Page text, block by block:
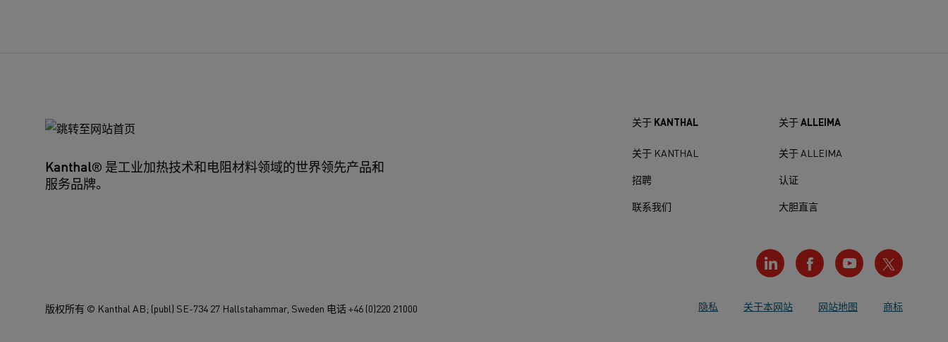
Kanthal®
Kanthal® 是工业加热技术和电阻材料领域的世界领先产品和
服务品牌。
关于 KANTHAL
关于 KANTHAL
招聘
联系我们
关于 ALLEIMA
关于 ALLEIMA
认证
大胆直言
隐私 关于本网站 网站地图 商标
版权所有 © Kanthal AB; (publ) SE-734 27 Hallstahammar, Sweden 电话 +46 (0)220 21000